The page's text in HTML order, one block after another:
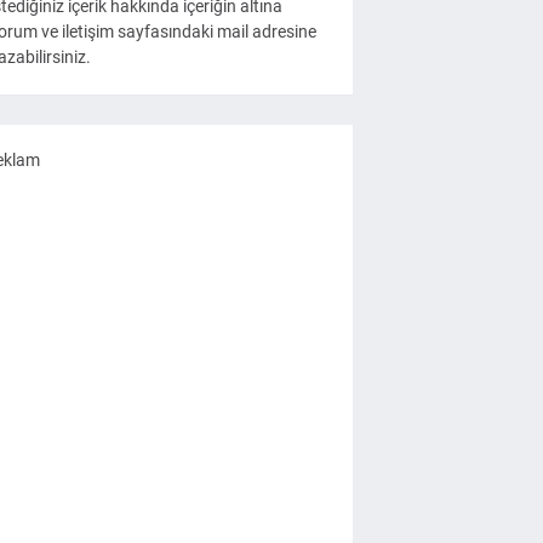
içerik hakkında içeriğin altına
ve iletişim sayfasındaki mail adresine